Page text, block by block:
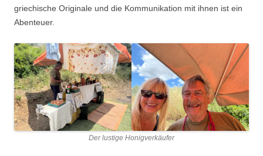
griechische Originale und die Kommunikation mit ihnen ist ein
Abenteuer.
Der lustige Honigverkäufer